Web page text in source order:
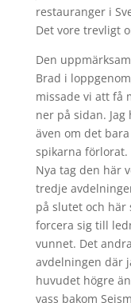
restauranger i
Det vore trevligt
Den
Brad i
missade vi att få
ner på sidan.
även om det
spikarna förlorat.
Nya tag den här
tredje
på slutet och här
forcera sig till
vunnet. Det
avdelningen där
huvudet högre
vass bakom